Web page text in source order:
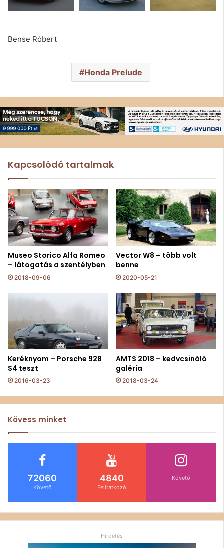
Bense Róbert
Honda Prelude
Kapcsolódó tartalmak
Museo Storico Alfa Romeo
– látogatás a szentélyben
2018-09-06
Vector W8 – több volt
benne
2020-05-21
Keréknyom – Porsche 928
S4 teszt
2016-03-23
AMTS 2018 – kedvcsináló
galéria
2018-03-24
Kövess minket
72060
Követő
4840
Feliratkozó
Követő
Hirdetés